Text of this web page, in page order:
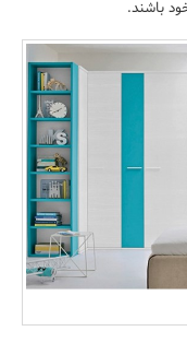
مسکن و ساختمان
باشند.